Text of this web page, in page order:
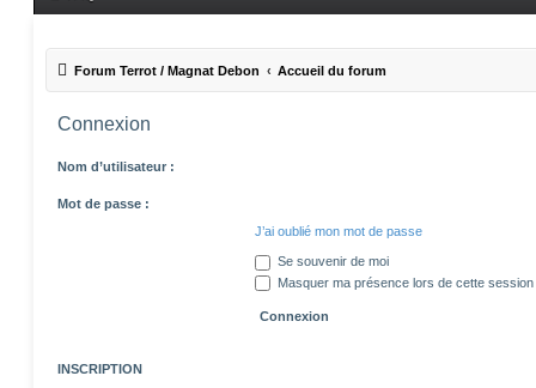
Forum Terrot / Magnat Debon Accueil du forum
Connexion
Nom d’utilisateur :
Mot de passe :
J’ai oublié mon mot de passe
Se souvenir de moi
Masquer ma présence lors de cette session
INSCRIPTION